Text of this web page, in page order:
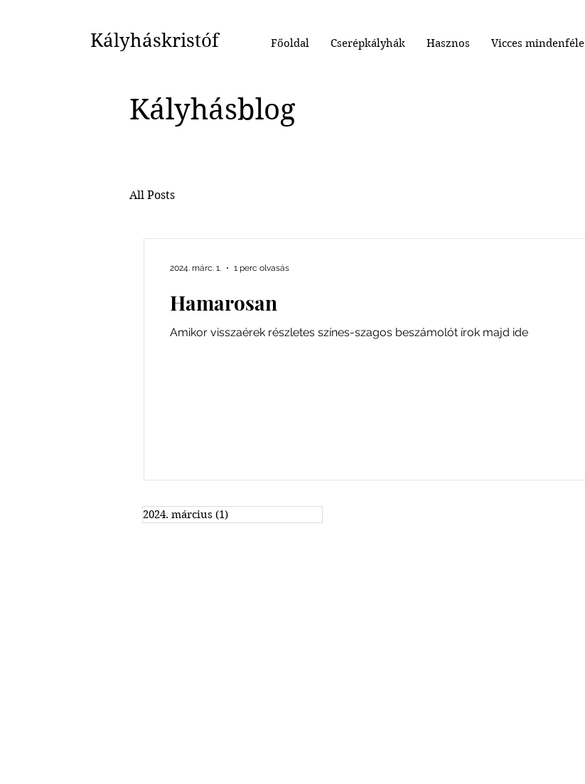
Kályháskristóf Főoldal Cserépkályhák Hasznos Vicces mindenféle
Kályhásblog
All Posts
Hamarosan
Amikor visszaérek részletes színes-szagos beszámolót írok majd ide
2024. márc. 1. 1 perc olvasás
2024. március (1)